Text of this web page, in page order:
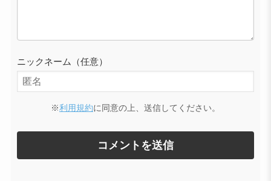
ニックネーム（任意）
※利用規約に同意の上、送信してください。